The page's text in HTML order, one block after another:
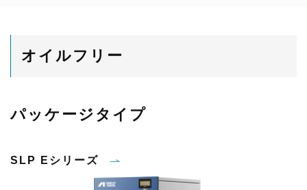
オイルフリー
パッケージタイプ
SLP Eシリーズ